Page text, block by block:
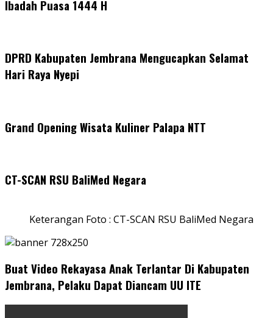
Ibadah Puasa 1444 H
DPRD Kabupaten Jembrana Mengucapkan Selamat
Hari Raya Nyepi
Grand Opening Wisata Kuliner Palapa NTT
CT-SCAN RSU BaliMed Negara
Keterangan Foto : CT-SCAN RSU BaliMed Negara
Buat Video Rekayasa Anak Terlantar Di Kabupaten
Jembrana, Pelaku Dapat Diancam UU ITE